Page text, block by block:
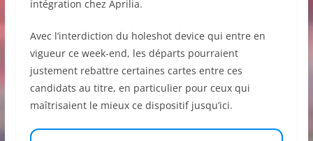
intégration chez Aprilia.
Avec l’interdiction du holeshot device qui entre en
vigueur ce week-end, les départs pourraient
justement rebattre certaines cartes entre ces
candidats au titre, en particulier pour ceux qui
maîtrisaient le mieux ce dispositif jusqu’ici.